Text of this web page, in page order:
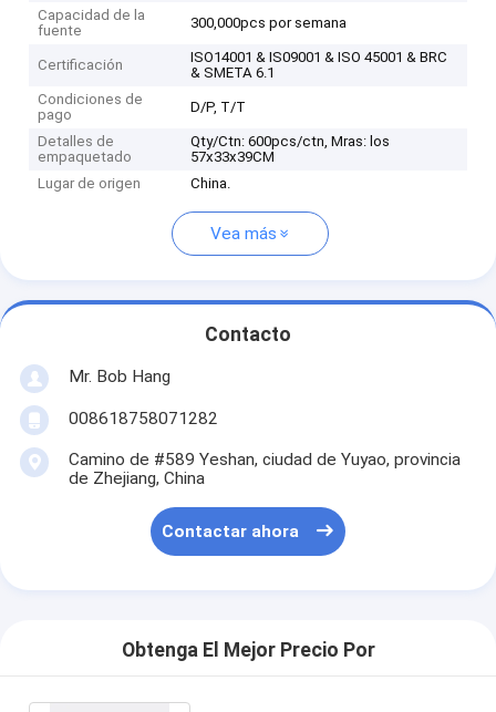
Capacidad de la
fuente
300,000pcs por semana
Certificación
ISO14001 & IS09001 & ISO 45001 & BRC
& SMETA 6.1
Condiciones de
pago
D/P, T/T
Detalles de
empaquetado
Qty/Ctn: 600pcs/ctn, Mras: los
57x33x39CM
Lugar de origen
China.
Vea más
Contacto
Mr. Bob Hang
008618758071282
Camino de #589 Yeshan, ciudad de Yuyao, provincia
de Zhejiang, China
Contactar ahora
Obtenga El Mejor Precio Por